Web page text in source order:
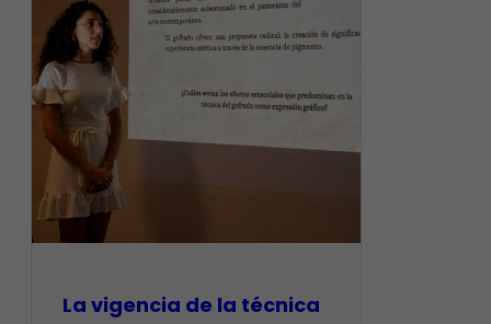
La vigencia de la técnica